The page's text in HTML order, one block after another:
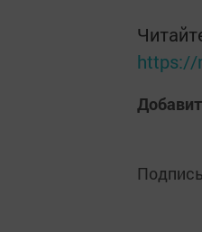
https://